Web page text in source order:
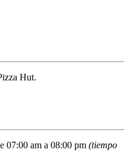
Hut.
07:00 am a 08:00 pm (tiempo